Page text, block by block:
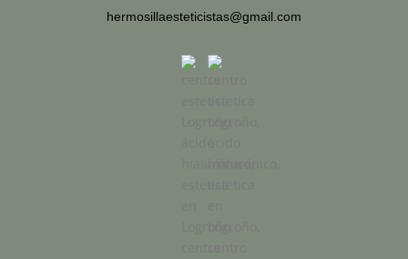
hermosillaesteticistas@gmail.com